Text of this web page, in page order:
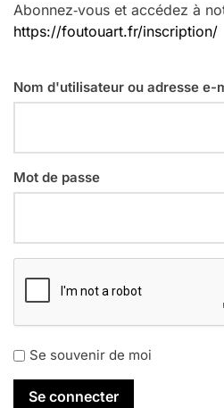
Abonnez‑vous et accédez à
https://foutouart.fr/inscription/
Nom d'utilisateur ou adresse e-
Mot de passe
Se souvenir de moi